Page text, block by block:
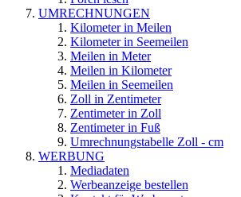
UMRECHNUNGEN
Kilometer in Meilen
Kilometer in Seemeilen
Meilen in Meter
Meilen in Kilometer
Meilen in Seemeilen
Zoll in Zentimeter
Zentimeter in Zoll
Zentimeter in Fuß
Umrechnungstabelle Zoll - cm
WERBUNG
Mediadaten
Werbeanzeige bestellen